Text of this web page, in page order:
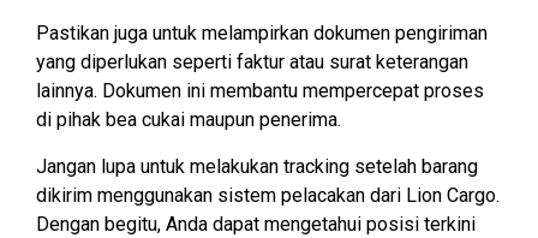
Pastikan juga untuk melampirkan dokumen pengiriman
yang diperlukan seperti faktur atau surat keterangan
lainnya. Dokumen ini membantu mempercepat proses
di pihak bea cukai maupun penerima.
Jangan lupa untuk melakukan tracking setelah barang
dikirim menggunakan sistem pelacakan dari Lion Cargo.
Dengan begitu, Anda dapat mengetahui posisi terkini